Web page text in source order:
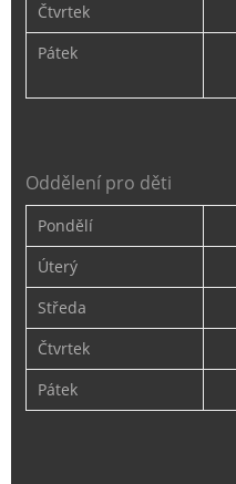
Čtvrtek
Pátek
Oddělení pro děti
Pondělí
Úterý
Středa
Čtvrtek
Pátek